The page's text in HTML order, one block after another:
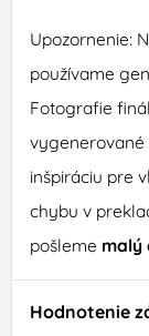
Upozornenie:
používame
Fotografie
vygenerované
inšpiráciu pre
chybu v
pošleme malý
Hodnotenie